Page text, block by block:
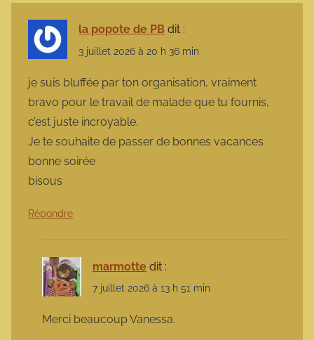
la popote de PB dit :
3 juillet 2026 à 20 h 36 min
je suis bluffée par ton organisation, vraiment
bravo pour le travail de malade que tu fournis,
c’est juste incroyable.
Je te souhaite de passer de bonnes vacances
bonne soirée
bisous
Répondre
marmotte dit :
7 juillet 2026 à 13 h 51 min
Merci beaucoup Vanessa.